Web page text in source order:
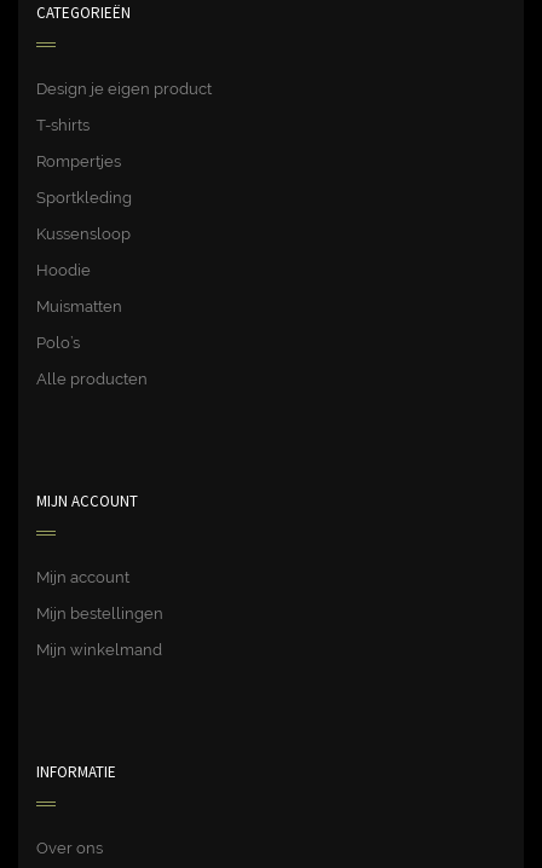
CATEGORIEËN
Design je eigen product
T-shirts
Rompertjes
Sportkleding
Kussensloop
Hoodie
Muismatten
Polo’s
Alle producten
MIJN ACCOUNT
Mijn account
Mijn bestellingen
Mijn winkelmand
INFORMATIE
Over ons